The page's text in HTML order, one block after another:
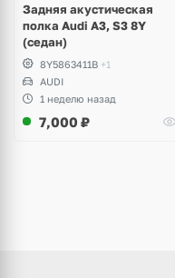
Задняя акустическая
полка Audi A3, S3 8Y
(седан)
8Y5863411B +1
AUDI
1 неделю назад
7,000 ₽